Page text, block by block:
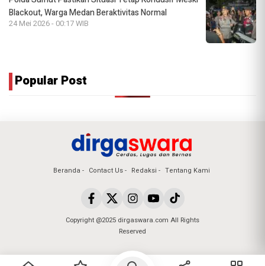
Blackout, Warga Medan Beraktivitas Normal
24 Mei 2026 - 00:17 WIB
Popular Post
Beranda Contact Us Redaksi Tentang Kami
Copyright @2025 dirgaswara.com All Rights
Reserved